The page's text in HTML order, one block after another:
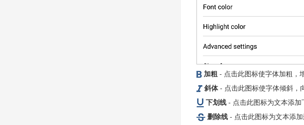
加粗 - 点击此图标使字体加粗，
斜体- 点击此图标使字体倾斜，
下划线 - 点击此图标为文本添加
删除线 - 点击此图标为文本添加